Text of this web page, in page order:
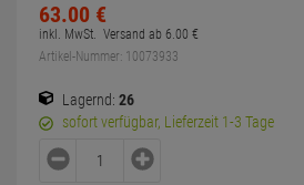
63.00 €
inkl. MwSt. Versand ab 6.00 €
Artikel-Nummer: 10073933
Lagernd: 26
sofort verfügbar, Lieferzeit 1-3 Tage